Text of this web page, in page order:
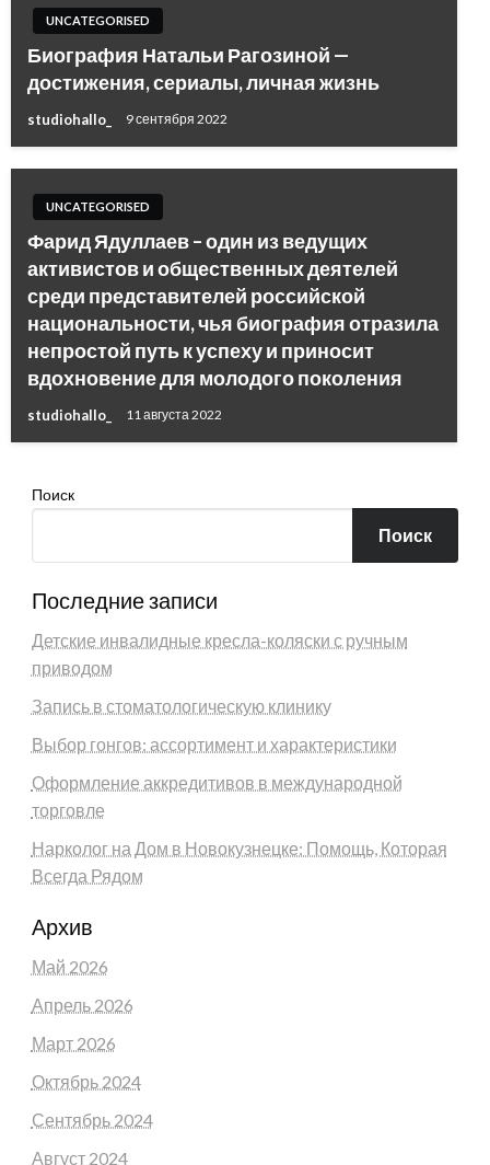
UNCATEGORISED
Биография Натальи Рагозиной —
достижения, сериалы, личная жизнь
studiohallo_ 9 сентября 2022
UNCATEGORISED
Фарид Ядуллаев – один из ведущих
активистов и общественных деятелей
среди представителей российской
национальности, чья биография отразила
непростой путь к успеху и приносит
вдохновение для молодого поколения
studiohallo_ 11 августа 2022
Поиск
Поиск
Последние записи
Детские инвалидные кресла-коляски с ручным
приводом
Запись в стоматологическую клинику
Выбор гонгов: ассортимент и характеристики
Оформление аккредитивов в международной
торговле
Нарколог на Дом в Новокузнецке: Помощь, Которая
Всегда Рядом
Архив
Май 2026
Апрель 2026
Март 2026
Октябрь 2024
Сентябрь 2024
Август 2024